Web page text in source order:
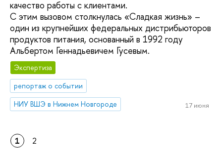
качество работы с клиентами.
С этим вызовом столкнулась «Сладкая жизнь» –
один из крупнейших федеральных дистрибьюторов
продуктов питания, основанный в 1992 году
Альбертом Геннадьевичем Гусевым.
Экспертиза
репортаж о событии
НИУ ВШЭ в Нижнем Новгороде
17 июня
1 2